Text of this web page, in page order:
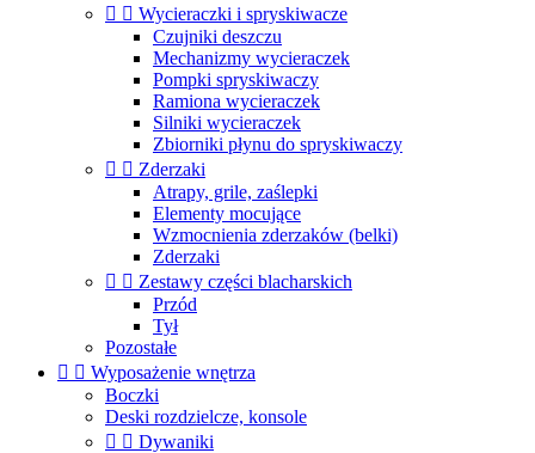
  Wycieraczki i spryskiwacze
Czujniki deszczu
Mechanizmy wycieraczek
Pompki spryskiwaczy
Ramiona wycieraczek
Silniki wycieraczek
Zbiorniki płynu do spryskiwaczy
  Zderzaki
Atrapy, grile, zaślepki
Elementy mocujące
Wzmocnienia zderzaków (belki)
Zderzaki
  Zestawy części blacharskich
Przód
Tył
Pozostałe
  Wyposażenie wnętrza
Boczki
Deski rozdzielcze, konsole
  Dywaniki